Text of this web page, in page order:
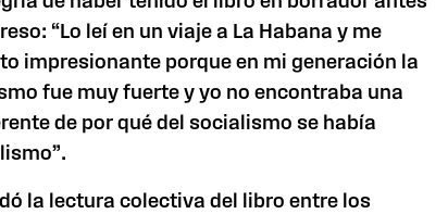
“Lo leí en un viaje a La Habana y me
impresionante porque en mi generación la
fue muy fuerte y yo no encontraba una
de por qué del socialismo se había
la lectura colectiva del libro entre los